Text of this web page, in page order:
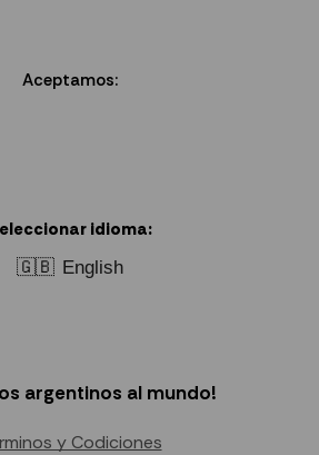
Aceptamos:
idioma:
🇬🇧 English
argentinos al mundo!
y Codiciones